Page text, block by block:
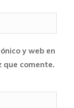
y web en
comente.